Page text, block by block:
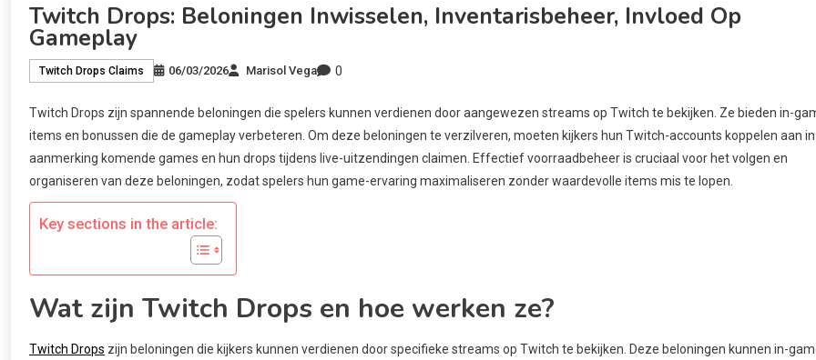
Twitch Drops: Beloningen Inwisselen, Inventarisbeheer, Invloed Op
Gameplay
Twitch Drops Claims 06/03/2026 Marisol Vega 0
Twitch Drops zijn spannende beloningen die spelers kunnen verdienen door aangewezen streams op Twitch te bekijken. Ze bieden in-
items en bonussen die de gameplay verbeteren. Om deze beloningen te verzilveren, moeten kijkers hun Twitch-accounts koppelen aan in
aanmerking komende games en hun drops tijdens live-uitzendingen claimen. Effectief voorraadbeheer is cruciaal voor het volgen en
organiseren van deze beloningen, zodat spelers hun game-ervaring maximaliseren zonder waardevolle items mis te lopen.
Key sections in the article:
Wat zijn Twitch Drops en hoe werken ze?
Twitch Drops zijn beloningen die kijkers kunnen verdienen door specifieke streams op Twitch te bekijken. Deze beloningen kunnen in-